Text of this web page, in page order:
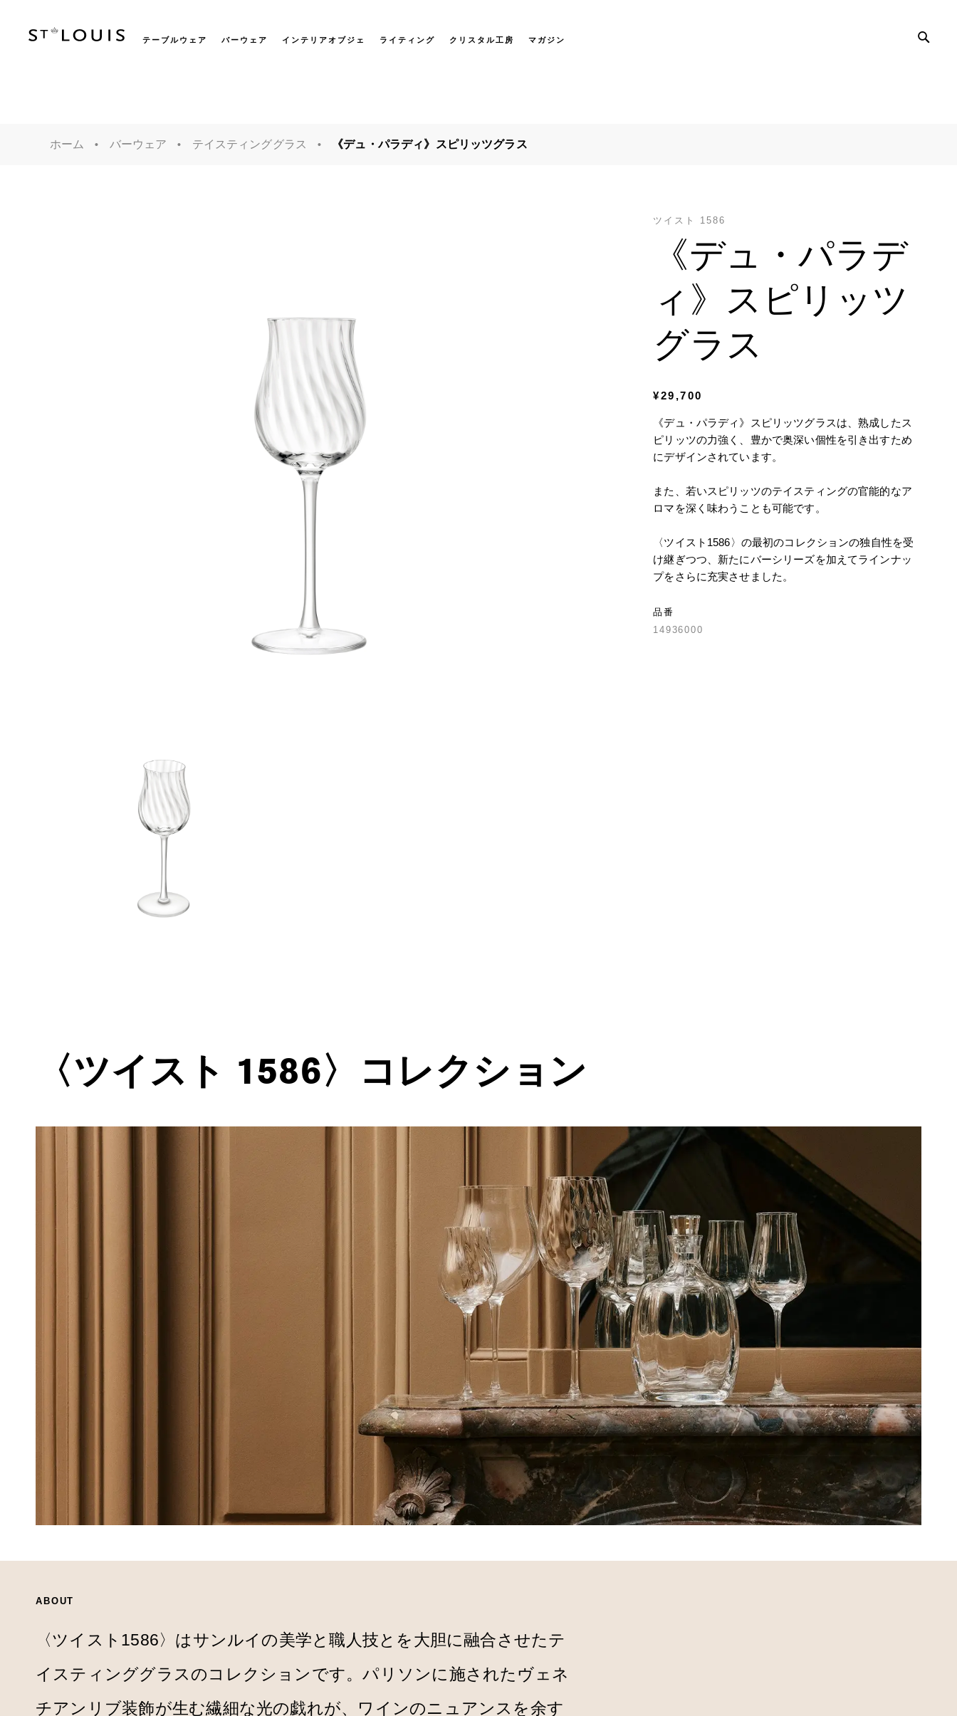
テーブルウェア バーウェア インテリアオブジェ ライティング クリスタル工房 マガジン
ホーム バーウェア テイスティンググラス 《デュ・パラディ》スピリッツグラス
ツイスト 1586
《デュ・パラデ
ィ》スピリッツ
グラス
¥29,700
《デュ・パラディ》スピリッツグラスは、熟成したス
ピリッツの力強く、豊かで奥深い個性を引き出すため
にデザインされています。
また、若いスピリッツのテイスティングの官能的なア
ロマを深く味わうことも可能です。
〈ツイスト1586〉の最初のコレクションの独自性を受
け継ぎつつ、新たにバーシリーズを加えてラインナッ
品番
14936000
〈ツイスト 1586〉コレクション
ABOUT
〈ツイスト1586〉はサンルイの美学と職人技とを大胆に融合させたテ
イスティンググラスのコレクションです。パリソンに施されたヴェネ
チアンリブ装飾が生む繊細な光の戯れが、ワインのニュアンスを余す